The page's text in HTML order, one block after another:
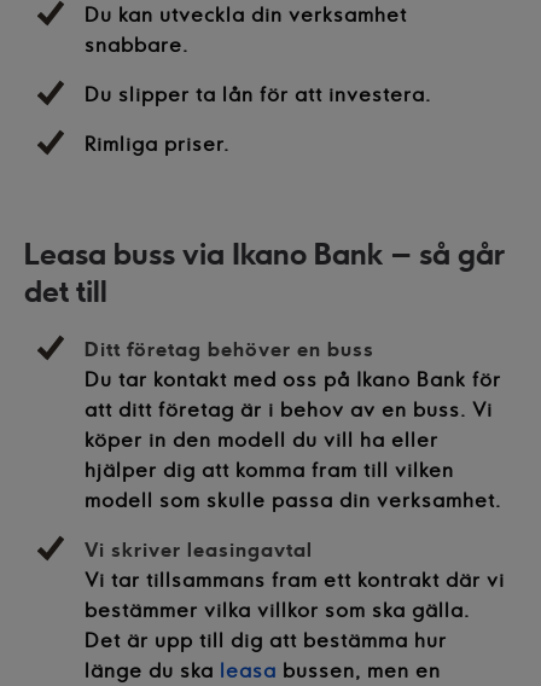
Du kan utveckla din verksamhet
snabbare.
Du slipper ta lån för att investera.
Rimliga priser.
Leasa buss via Ikano Bank – så går
det till
Ditt företag behöver en buss
Du tar kontakt med oss på Ikano Bank för
att ditt företag är i behov av en buss. Vi
köper in den modell du vill ha eller
hjälper dig att komma fram till vilken
modell som skulle passa din verksamhet.
Vi skriver leasingavtal
Vi tar tillsammans fram ett kontrakt där vi
bestämmer vilka villkor som ska gälla.
Det är upp till dig att bestämma hur
länge du ska leasa bussen, men en